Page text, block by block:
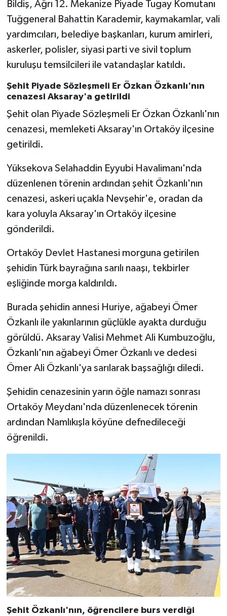
Bildiş, Ağrı 12. Mekanize Piyade Tugay Komutanı
Tuğgeneral Bahattin Karademir, kaymakamlar, vali
yardımcıları, belediye başkanları, kurum amirleri,
askerler, polisler, siyasi parti ve sivil toplum
kuruluşu temsilcileri ile vatandaşlar katıldı.
Şehit Piyade Sözleşmeli Er Özkan Özkanlı'nın
cenazesi Aksaray'a getirildi
Şehit olan Piyade Sözleşmeli Er Özkan Özkanlı'nın
cenazesi, memleketi Aksaray'ın Ortaköy ilçesine
getirildi.
Yüksekova Selahaddin Eyyubi Havalimanı'nda
düzenlenen törenin ardından şehit Özkanlı'nın
cenazesi, askeri uçakla Nevşehir'e, oradan da
kara yoluyla Aksaray'ın Ortaköy ilçesine
gönderildi.
Ortaköy Devlet Hastanesi morguna getirilen
şehidin Türk bayrağına sarılı naaşı, tekbirler
eşliğinde morga kaldırıldı.
Burada şehidin annesi Huriye, ağabeyi Ömer
Özkanlı ile yakınlarının güçlükle ayakta durduğu
görüldü. Aksaray Valisi Mehmet Ali Kumbuzoğlu,
Özkanlı'nın ağabeyi Ömer Özkanlı ve dedesi
Ömer Ali Özkanlı'ya sarılarak başsağlığı diledi.
Şehidin cenazesinin yarın öğle namazı sonrası
Ortaköy Meydanı'nda düzenlenecek törenin
ardından Namlıkışla köyüne defnedileceği
öğrenildi.
Şehit Özkanlı'nın, öğrencilere burs verdiği